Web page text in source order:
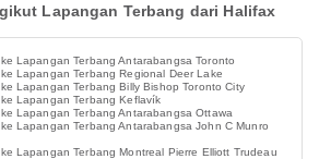
Lapangan Terbang dari Halifax
Lapangan Terbang Antarabangsa Toronto
Lapangan Terbang Regional Deer Lake
Lapangan Terbang Billy Bishop Toronto City
Lapangan Terbang Keflavík
Lapangan Terbang Antarabangsa Ottawa
Lapangan Terbang Antarabangsa John C Munro
Lapangan Terbang Montreal Pierre Elliott Trudeau